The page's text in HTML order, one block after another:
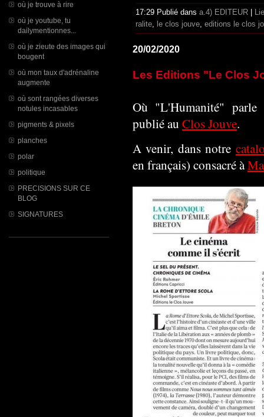
où je trouve à rire
où je youtube, tu
dailymentionnes...
où je zieute des images qui
bougent
où mon taux d'adrénaline
augmente
où sont rangées diverses
notules incasables
pigments & pixels
planches
polar
politique
PRECISIONS SUR CE
BLOG
SIGNATURES
17:29 Publié dans a.4) EDITEUR
ralite, le clos jouve, editions le clos
20/02/2020
Les Editions "Le Clos
Où "L'Humanité"
publié au Clos Jouve.
A venir, dans notre
en français) consacré à